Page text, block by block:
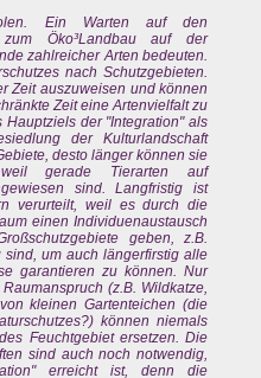
Ein Warten auf den
zum Öko³Landbau auf der
zahlreicher Arten bedeuten.
nach Schutzgebieten.
Zeit auszuweisen und können
Zeit eine Artenvielfalt zu
der "Integration" als
der Kulturlandschaft
desto länger können sie
gerade Tierarten auf
sind. Langfristig ist
verurteilt, weil es durch die
einen Individuenaustausch
geben, z.B.
um auch längerfirstig alle
garantieren zu können. Nur
(z.B. Wildkatze,
kleinen Gartenteichen (die
können niemals
Feuchtgebiet ersetzen. Die
sind auch noch notwendig,
erreicht ist, denn die